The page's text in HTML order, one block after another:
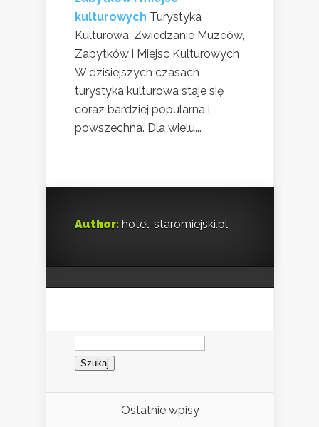
kulturowych Turystyka
Kulturowa: Zwiedzanie Muzeów,
Zabytków i Miejsc Kulturowych
W dzisiejszych czasach
turystyka kulturowa staje się
coraz bardziej popularna i
powszechna. Dla wielu...
Author: hotel-staromiejski.pl
Szukaj:
Ostatnie wpisy